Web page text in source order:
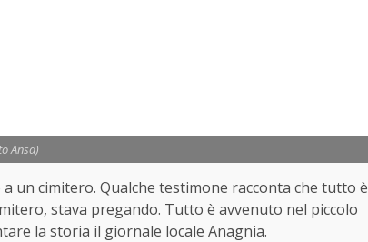
Ansa)
un cimitero. Qualche testimone racconta che tutto è
stava pregando. Tutto è avvenuto nel piccolo
la storia il giornale locale Anagnia.